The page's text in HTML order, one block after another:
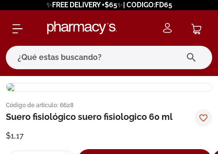
✨FREE DELIVERY +$65✨| CODIGO:FD65
¿Qué estas buscando?
Código de artículo: 6628
Suero fisiológico suero fisiologico 60 ml
$1,17
términos más buscados
1. eucerin